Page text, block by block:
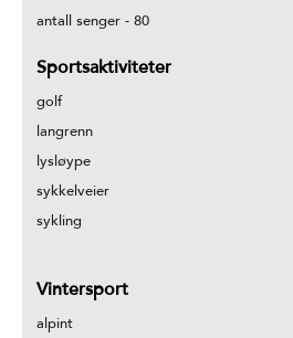
antall senger - 80
Sportsaktiviteter
golf
langrenn
lysløype
sykkelveier
sykling
Vintersport
alpint